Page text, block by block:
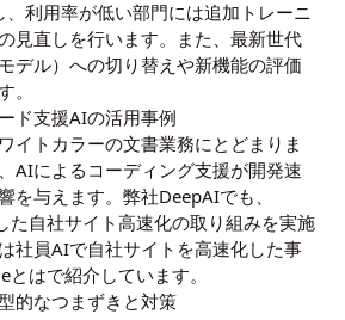
、利用率が低い部門には追加トレーニ
見直しを行います。また、最新世代
デル）への切り替えや新機能の評価
。
ド支援AIの活用事例
イトカラーの文書業務にとどまりま
AIによるコーディング支援が開発速
を与えます。弊社DeepAIでも、
た自社サイト高速化の取り組みを実施
社員AIで自社サイトを高速化した事
とはで紹介しています。
的なつまずきと対策